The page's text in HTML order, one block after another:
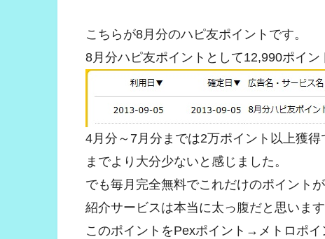
こちらが8月分のハピ友ポイントです。
8月分ハピ友ポイントとして12,990ポイン
4月分～7月分までは2万ポイント以上獲
までより大分少ないと感じました。
でも毎月完全無料でこれだけのポイント
紹介サービスは本当に太っ腹だと思います
このポイントをPexポイント→メトロポ